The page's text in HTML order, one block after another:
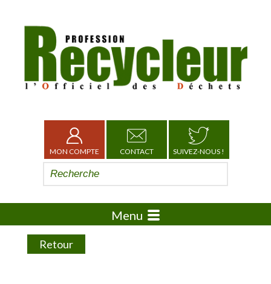
MON COMPTE CONTACT SUIVEZ-NOUS !
Menu
Retour